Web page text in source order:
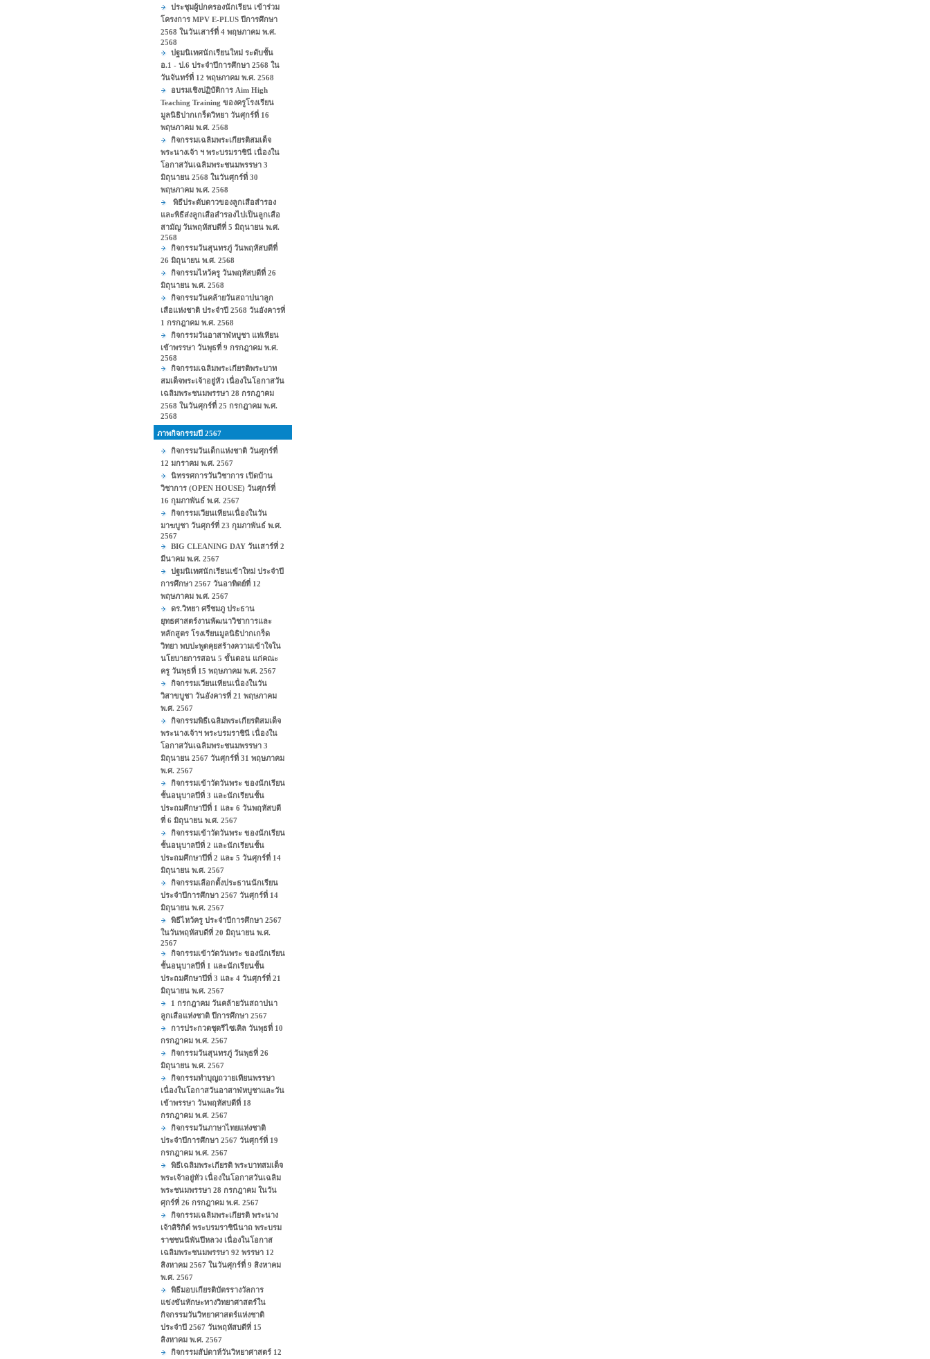
ประชุมผู้ปกครองนักเรียน เข้าร่วม
โครงการ MPV E-PLUS ปีการศึกษา
2568 ในวันเสาร์ที่ 4 พฤษภาคม พ.ศ.
2568
ปฐมนิเทศนักเรียนใหม่ ระดับชั้น
อ.1 - ป.6 ประจำปีการศึกษา 2568 ใน
วันจันทร์ที่ 12 พฤษภาคม พ.ศ. 2568
อบรมเชิงปฏิบัติการ Aim High
Teaching Training ของครูโรงเรียน
มูลนิธิปากเกร็ดวิทยา วันศุกร์ที่ 16
พฤษภาคม พ.ศ. 2568
กิจกรรมเฉลิมพระเกียรติสมเด็จ
พระนางเจ้า ฯ พระบรมราชินี เนื่องใน
โอกาสวันเฉลิมพระชนมพรรษา 3
มิถุนายน 2568 ในวันศุกร์ที่ 30
พฤษภาคม พ.ศ. 2568
พิธีประดับดาวของลูกเสือสำรอง
และพิธีส่งลูกเสือสำรองไปเป็นลูกเสือ
สามัญ วันพฤหัสบดีที่ 5 มิถุนายน พ.ศ.
2568
กิจกรรมวันสุนทรภู่ วันพฤหัสบดีที่
26 มิถุนายน พ.ศ. 2568
กิจกรรมไหว้ครู วันพฤหัสบดีที่ 26
มิถุนายน พ.ศ. 2568
กิจกรรมวันคล้ายวันสถาปนาลูก
เสือแห่งชาติ ประจำปี 2568 วันอังคารที่
1 กรกฎาคม พ.ศ. 2568
กิจกรรมวันอาสาฬหบูชา แห่เทียน
เข้าพรรษา วันพุธที่ 9 กรกฎาคม พ.ศ.
2568
กิจกรรมเฉลิมพระเกียรติพระบาท
สมเด็จพระเจ้าอยู่หัว เนื่องในโอกาสวัน
เฉลิมพระชนมพรรษา 28 กรกฎาคม
2568 ในวันศุกร์ที่ 25 กรกฎาคม พ.ศ.
2568
ภาพกิจกรรมปี 2567
กิจกรรมวันเด็กแห่งชาติ วันศุกร์ที่
12 มกราคม พ.ศ. 2567
นิทรรศการวันวิชาการ เปิดบ้าน
วิชาการ (OPEN HOUSE) วันศุกร์ที่
16 กุมภาพันธ์ พ.ศ. 2567
กิจกรรมเวียนเทียนเนื่องในวัน
มาฆบูชา วันศุกร์ที่ 23 กุมภาพันธ์ พ.ศ.
2567
BIG CLEANING DAY วันเสาร์ที่ 2
มีนาคม พ.ศ. 2567
ปฐมนิเทศนักเรียนเข้าใหม่ ประจำปี
การศึกษา 2567 วันอาทิตย์ที่ 12
พฤษภาคม พ.ศ. 2567
ดร.วิทยา ศรีชมภู ประธาน
ยุทธศาสตร์งานพัฒนาวิชาการและ
หลักสูตร โรงเรียนมูลนิธิปากเกร็ด
วิทยา พบปะพูดคุยสร้างความเข้าใจใน
นโยบายการสอน 5 ขั้นตอน แก่คณะ
ครู วันพุธที่ 15 พฤษภาคม พ.ศ. 2567
กิจกรรมเวียนเทียนเนื่องในวัน
วิสาขบูชา วันอังคารที่ 21 พฤษภาคม
พ.ศ. 2567
กิจกรรมพิธีเฉลิมพระเกียรติสมเด็จ
พระนางเจ้าฯ พระบรมราชินี เนื่องใน
โอกาสวันเฉลิมพระชนมพรรษา 3
มิถุนายน 2567 วันศุกร์ที่ 31 พฤษภาคม
พ.ศ. 2567
กิจกรรมเข้าวัดวันพระ ของนักเรียน
ชั้นอนุบาลปีที่ 3 และนักเรียนชั้น
ประถมศึกษาปีที่ 1 และ 6 วันพฤหัสบดี
ที่ 6 มิถุนายน พ.ศ. 2567
กิจกรรมเข้าวัดวันพระ ของนักเรียน
ชั้นอนุบาลปีที่ 2 และนักเรียนชั้น
ประถมศึกษาปีที่ 2 และ 5 วันศุกร์ที่ 14
มิถุนายน พ.ศ. 2567
กิจกรรมเลือกตั้งประธานนักเรียน
ประจำปีการศึกษา 2567 วันศุกร์ที่ 14
มิถุนายน พ.ศ. 2567
พิธีไหว้ครู ประจำปีการศึกษา 2567
ในวันพฤหัสบดีที่ 20 มิถุนายน พ.ศ.
2567
กิจกรรมเข้าวัดวันพระ ของนักเรียน
ชั้นอนุบาลปีที่ 1 และนักเรียนชั้น
ประถมศึกษาปีที่ 3 และ 4 วันศุกร์ที่ 21
มิถุนายน พ.ศ. 2567
1 กรกฎาคม วันคล้ายวันสถาปนา
ลูกเสือแห่งชาติ ปีการศึกษา 2567
การประกวดชุดรีไซเคิล วันพุธที่ 10
กรกฎาคม พ.ศ. 2567
กิจกรรมวันสุนทรภู่ วันพุธที่ 26
มิถุนายน พ.ศ. 2567
กิจกรรมทำบุญถวายเทียนพรรษา
เนื่องในโอกาสวันอาสาฬหบูชาและวัน
เข้าพรรษา วันพฤหัสบดีที่ 18
กรกฎาคม พ.ศ. 2567
กิจกรรมวันภาษาไทยแห่งชาติ
ประจำปีการศึกษา 2567 วันศุกร์ที่ 19
กรกฎาคม พ.ศ. 2567
พิธีเฉลิมพระเกียรติ พระบาทสมเด็จ
พระเจ้าอยู่หัว เนื่องในโอกาสวันเฉลิม
พระชนมพรรษา 28 กรกฎาคม ในวัน
ศุกร์ที่ 26 กรกฎาคม พ.ศ. 2567
กิจกรรมเฉลิมพระเกียรติ พระนาง
เจ้าสิริกิต์ พระบรมราชินีนาถ พระบรม
ราชชนนีพันปีหลวง เนื่องในโอกาส
เฉลิมพระชนมพรรษา 92 พรรษา 12
สิงหาคม 2567 ในวันศุกร์ที่ 9 สิงหาคม
พ.ศ. 2567
พิธีมอบเกียรติบัตรรางวัลการ
แข่งขันทักษะทางวิทยาศาสตร์ใน
กิจกรรมวันวิทยาศาสตร์แห่งชาติ
ประจำปี 2567 วันพฤหัสบดีที่ 15
สิงหาคม พ.ศ. 2567
กิจกรรมสัปดาห์วันวิทยาศาสตร์ 12